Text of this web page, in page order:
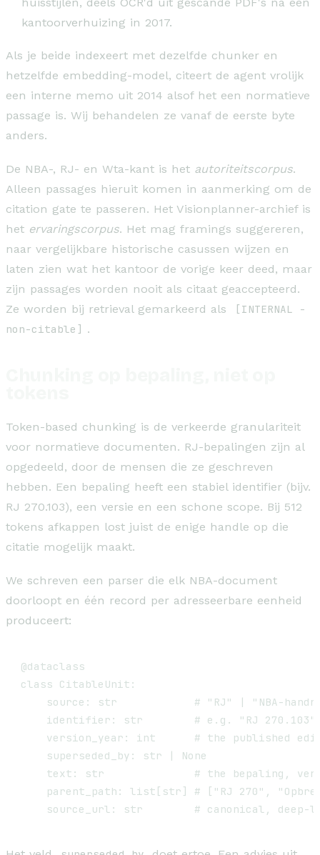
kantoorverhuizing in 2017.
Als je beide indexeert met dezelfde chunker en
hetzelfde embedding-model, citeert de agent vrolijk
een interne memo uit 2014 alsof het een normatieve
passage is. Wij behandelen ze vanaf de eerste byte
anders.
De NBA-, RJ- en Wta-kant is het autoriteitscorpus.
Alleen passages hieruit komen in aanmerking om de
citation gate te passeren. Het Visionplanner-archief is
het ervaringscorpus. Het mag framings suggereren,
naar vergelijkbare historische casussen wijzen en
laten zien wat het kantoor de vorige keer deed, maar
zijn passages worden nooit als citaat geaccepteerd.
Ze worden bij retrieval gemarkeerd als
[INTERNAL -
non-citable] .
Token-based chunking is de verkeerde granulariteit
voor normatieve documenten. RJ-bepalingen zijn al
opgedeeld, door de mensen die ze geschreven
hebben. Een bepaling heeft een stabiel identifier (bijv.
RJ 270.103), een versie en een schone scope. Bij 512
tokens afkappen lost juist de enige handle op die
citatie mogelijk maakt.
We schreven een parser die elk NBA-document
doorloopt en één record per adresseerbare eenheid
produceert:
@dataclass
class CitableUnit:
source: str            # "RJ" | "NBA-
identifier: str        # e.g. "RJ
version_year: int      # the published
    superseded_by: str | None
text: str              # the bepaling,
parent_path: list[str] # ["RJ 270",